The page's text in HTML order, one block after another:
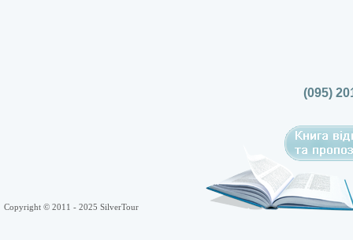
(095)
Copyright © 2011 - 2025 SilverTour